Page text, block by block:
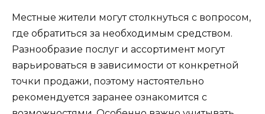
Местные жители могут столкнуться с вопросом,
где обратиться за необходимым средством.
Разнообразие послуг и ассортимент могут
варьироваться в зависимости от конкретной
точки продажи, поэтому настоятельно
рекомендуется заранее ознакомится с